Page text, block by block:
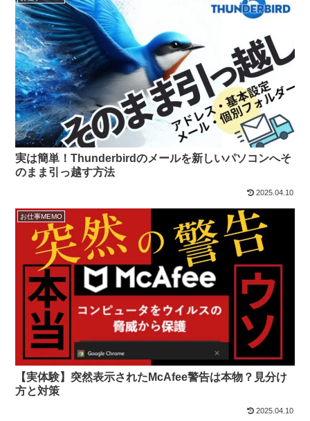
実は簡単！Thunderbirdのメールを新しいパソコンへそ
のまま引っ越す方法
2025.04.10
お仕事MEMO
【実体験】突然表示されたMcAfee警告は本物？見分け
方と対策
2025.04.10